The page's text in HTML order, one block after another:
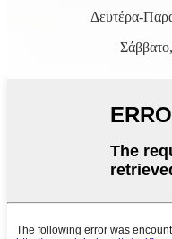
Δευτέρα-